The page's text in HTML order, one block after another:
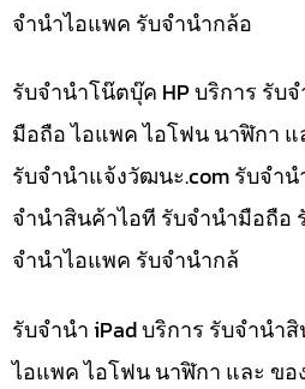
จำนำไอแพค รับจำนำกล้อ
รับจำนำโน๊ตบุ๊ค HP บริการ รับ
มือถือ ไอแพค ไอโฟน นาฬิกา
รับจํานําแจ้งวัฒนะ.com รับจำ
จำนำสินค้าไอที รับจำนำมือถือ
จำนำไอแพค รับจำนำกล้
รับจำนำ iPad บริการ รับจำนำ
ไอแพค ไอโฟน นาฬิกา และ ขอ